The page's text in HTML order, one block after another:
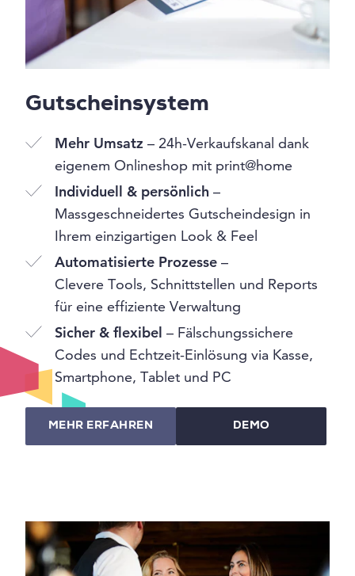
Gutscheinsystem
Mehr Umsatz – 24h-Verkaufskanal dank
eigenem Onlineshop mit print@home
Individuell & persönlich –
Massgeschneidertes Gutscheindesign in
Ihrem einzigartigen Look & Feel
Automatisierte Prozesse –
Clevere Tools, Schnittstellen und Reports
für eine effiziente Verwaltung
Sicher & flexibel – Fälschungssichere
Codes und Echtzeit-Einlösung via Kasse,
Smartphone, Tablet und PC
MEHR ERFAHREN DEMO